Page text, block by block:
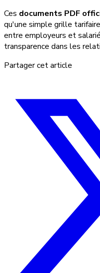
Ces documents PDF
qu'une simple grille
entre employeurs et
transparence dans les
Partager cet article